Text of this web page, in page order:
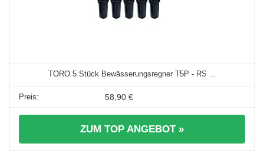
TORO 5 Stück Bewässerungsregner T5P - RS ...
58,90 €
ZUM TOP ANGEBOT »